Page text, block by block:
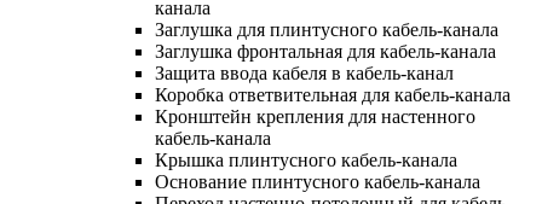
канала
Заглушка для плинтусного кабель-канала
Заглушка фронтальная для кабель-канала
Защита ввода кабеля в кабель-канал
Коробка ответвительная для кабель-канала
Кронштейн крепления для настенного
кабель-канала
Крышка плинтусного кабель-канала
Основание плинтусного кабель-канала